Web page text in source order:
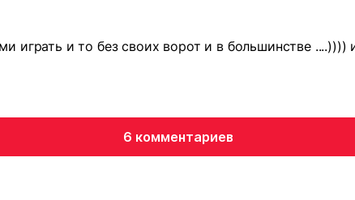
играть и то без своих ворот и в большинстве ....))))
6 комментариев